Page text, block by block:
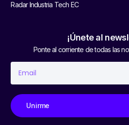
Radar Industria Tech EC
¡Únete al
Ponte al corriente de todas las
Unirme